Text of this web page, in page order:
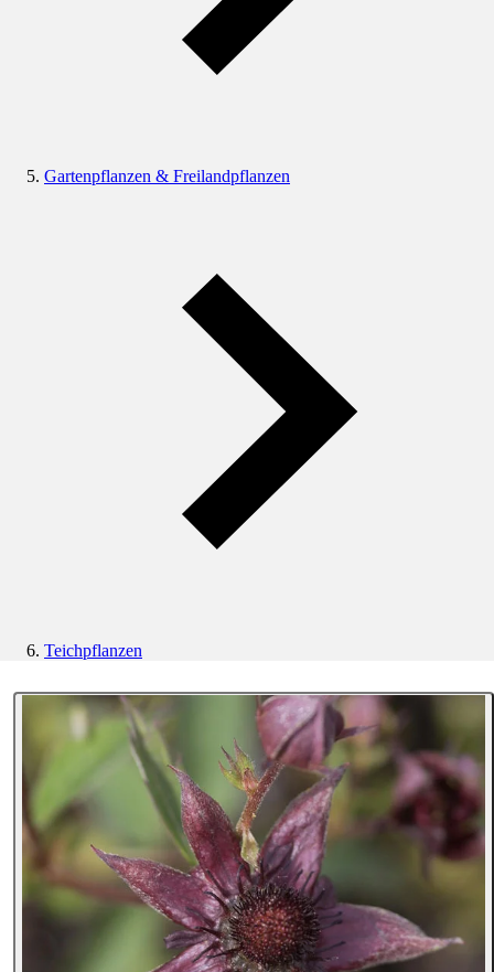
Gartenpflanzen & Freilandpflanzen
Teichpflanzen